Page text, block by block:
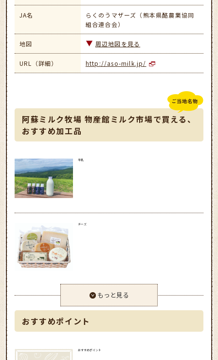
JA名
らくのうマザーズ（熊本県酪農業協同
組合連合会）
地図 周辺地図を見る
URL（詳細） http://aso-milk.jp/
阿蘇ミルク牧場 物産館ミルク市場で買える、
おすすめ加工品
牛乳
チーズ
もっと見る
おすすめポイント
おすすめポイント